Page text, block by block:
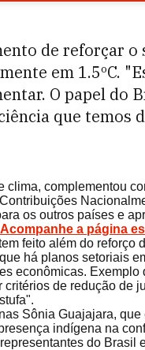
de reforçar
em 1.5ºC.
O papel do
que temos
clima, complementou
os outros países e
a página
feito além do reforço
há planos setoriais
econômicas.
de redução de
Sônia Guajajara,
indígena na
do Brasil